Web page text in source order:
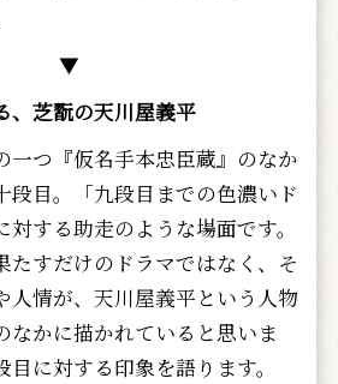
▼
、芝翫の天川屋義平
つ『仮名手本忠臣蔵』のなか
段目。「九段目までの色濃いド
する助走のような場面です。
たすだけのドラマではなく、そ
人情が、天川屋義平という人物
なかに描かれていると思いま
に対する印象を語ります。